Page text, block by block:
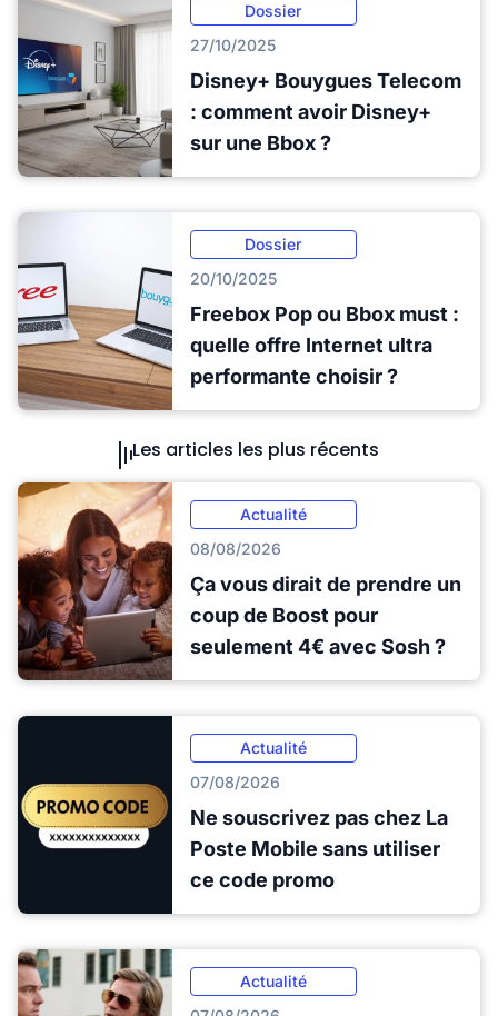
Dossier
27/10/2025
Disney+ Bouygues Telecom
: comment avoir Disney+
sur une Bbox ?
Dossier
20/10/2025
Freebox Pop ou Bbox must :
quelle offre Internet ultra
performante choisir ?
Les articles les plus récents
Actualité
08/08/2026
Ça vous dirait de prendre un
coup de Boost pour
seulement 4€ avec Sosh ?
Actualité
07/08/2026
Ne souscrivez pas chez La
Poste Mobile sans utiliser
ce code promo
Actualité